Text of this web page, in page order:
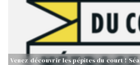
Venez découvrir les pépites du court !